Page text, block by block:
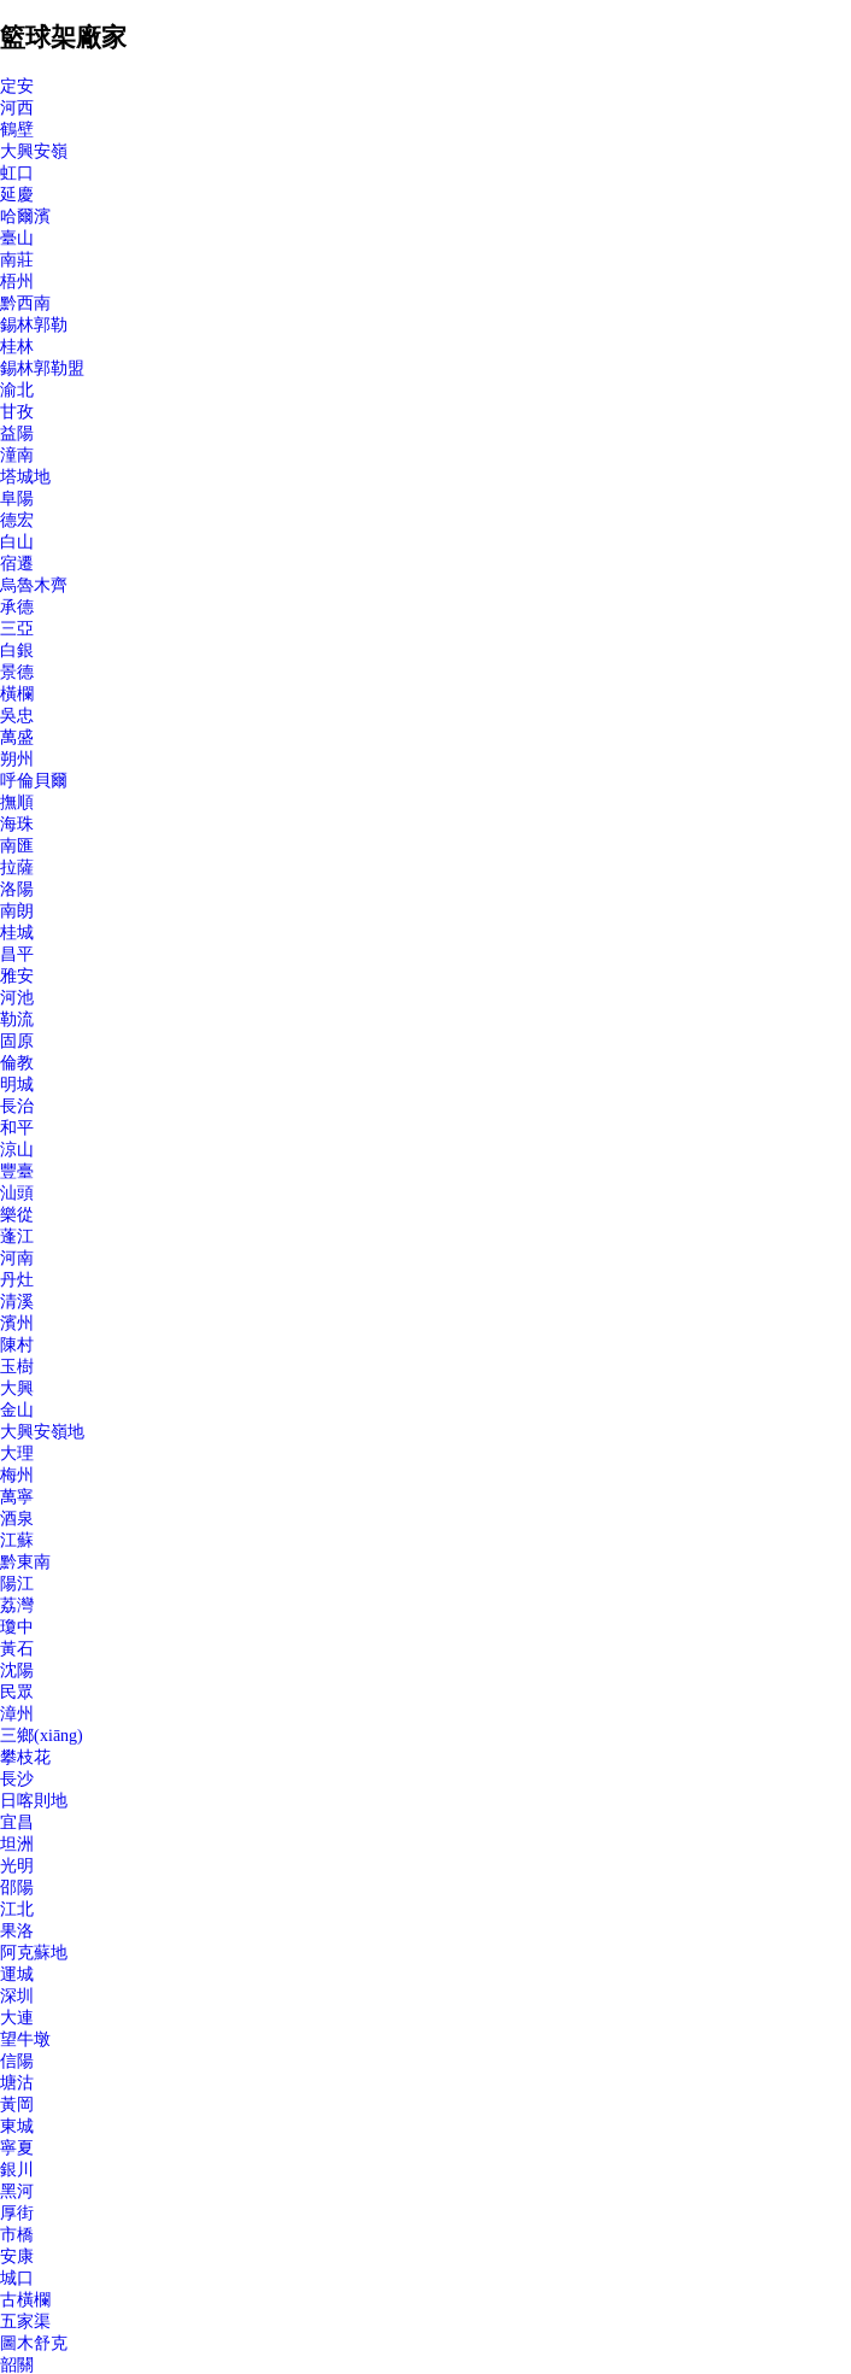
籃球架廠家
定安
河西
鶴壁
大興安嶺
虹口
延慶
哈爾濱
臺山
南莊
梧州
黔西南
錫林郭勒
桂林
錫林郭勒盟
渝北
甘孜
益陽
潼南
塔城地
阜陽
德宏
白山
宿遷
烏魯木齊
承德
三亞
白銀
景德
橫欄
吳忠
萬盛
朔州
呼倫貝爾
撫順
海珠
南匯
拉薩
洛陽
南朗
桂城
昌平
雅安
河池
勒流
固原
倫教
明城
長治
和平
涼山
豐臺
汕頭
樂從
蓬江
河南
丹灶
清溪
濱州
陳村
玉樹
大興
金山
大興安嶺地
大理
梅州
萬寧
酒泉
江蘇
黔東南
陽江
荔灣
瓊中
黃石
沈陽
民眾
漳州
三鄉(xiāng)
攀枝花
長沙
日喀則地
宜昌
坦洲
光明
邵陽
江北
果洛
阿克蘇地
運城
深圳
大連
望牛墩
信陽
塘沽
黃岡
東城
寧夏
銀川
黑河
厚街
市橋
安康
城口
古橫欄
五家渠
圖木舒克
韶關